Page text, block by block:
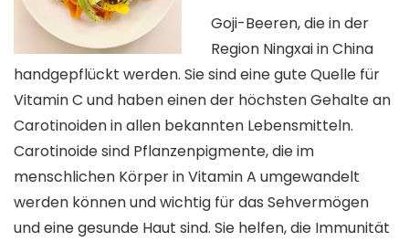
Goji-Beeren, die in der
Region Ningxai in China
handgepflückt werden. Sie sind eine gute Quelle für
Vitamin C und haben einen der höchsten Gehalte an
Carotinoiden in allen bekannten Lebensmitteln.
Carotinoide sind Pflanzenpigmente, die im
menschlichen Körper in Vitamin A umgewandelt
werden können und wichtig für das Sehvermögen
und eine gesunde Haut sind. Sie helfen, die Immunität